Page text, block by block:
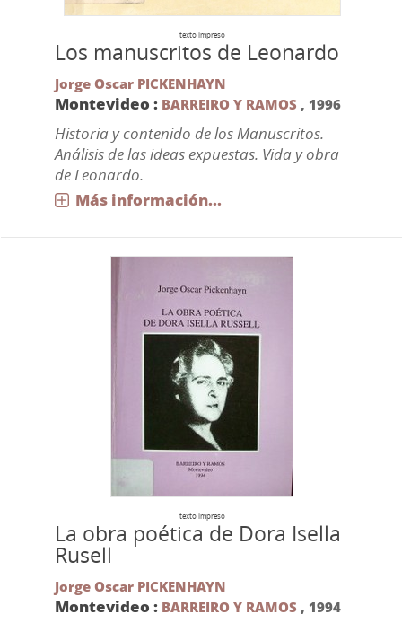
texto impreso
Los manuscritos de Leonardo
Jorge Oscar PICKENHAYN
Montevideo : BARREIRO Y RAMOS , 1996
Historia y contenido de los Manuscritos.
Análisis de las ideas expuestas. Vida y obra
de Leonardo.
Más información...
texto impreso
La obra poética de Dora Isella
Rusell
Jorge Oscar PICKENHAYN
Montevideo : BARREIRO Y RAMOS , 1994